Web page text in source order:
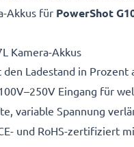
Akkus für PowerShot
Kamera-Akkus
den Ladestand in Prozent
Eingang für
variable Spannung
und RoHS-zertifiziert